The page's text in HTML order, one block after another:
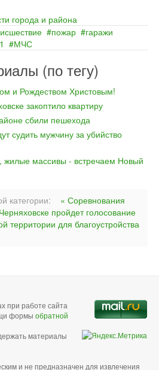
города и района
пожар
гаражи
МЧС
(по тегу)
и Рождеством Христовым!
закоптило квартиру
сбили пешехода
судить мужчину за убийство
жилые массивы - встречаем Новый
категории:
« Соревнования
Черняховске пройдет голосование
территории для благоустройства
при работе сайта
формы обратной
материалы
и не предназначен для извлечения